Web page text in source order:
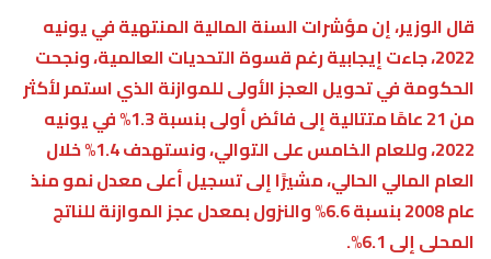
قال الوزير، إن مؤشرات السنة المالية المنتهية في يونيه
2022، جاءت إيجابية رغم قسوة التحديات العالمية، ونجحت
الحكومة في تحويل العجز الأولى للموازنة الذي استمر لأكثر
من 21 عامًا متتالية إلى فائض أولى بنسبة 1.3% في يونيه
2022، وللعام الخامس على التوالي، ونستهدف 1.4% خلال
العام المالي الحالي، مشيرًا إلى تسجيل أعلى معدل نمو منذ
عام 2008 بنسبة 6.6% والنزول بمعدل عجز الموازنة للناتج
المحلى إلى 6.1%.